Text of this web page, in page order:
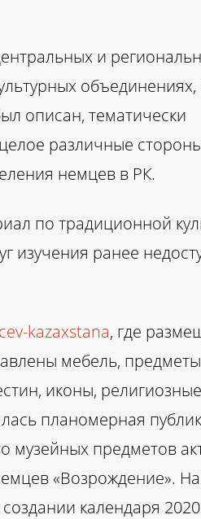
и
описан, тематически
различные
немцев в РК.
по традиционной
изучения ранее
kazaxstana, где
мебель, предметы
иконы,
планомерная
музейных предметов
«Возрождение».
календаря